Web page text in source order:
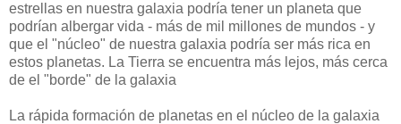
estrellas en nuestra galaxia podría tener un planeta que
podrían albergar vida - más de mil millones de mundos - y
que el "núcleo" de nuestra galaxia podría ser más rica en
estos planetas. La Tierra se encuentra más lejos, más cerca
de el "borde" de la galaxia
La rápida formación de planetas en el núcleo de la galaxia